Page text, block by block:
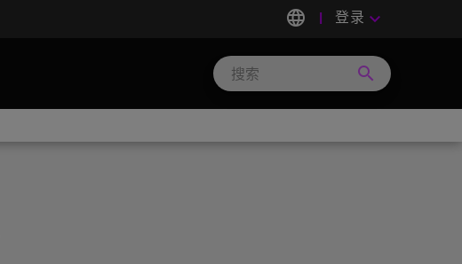
language 登录 keyboard_arrow_down
search